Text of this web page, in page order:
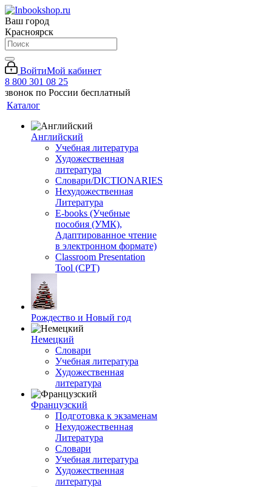
Ваш город
Красноярск
ВойтиМой кабинет
8 800 301 08 25
звонок по России бесплатный
Каталог
Английский
Учебная литература
Художественная
литература
Словари/DICTIONARIES
Нехудожественная
Литература
E-books (Учебные
пособия (УМК),
Адаптированное чтение
в электронном формате)
Classroom Presentation
Tool (CPT)
Рождество и Новый год
Немецкий
Словари
Учебная литература
Художественная
литература
Французский
Подготовка к экзаменам
Нехудожественная
Литература
Словари
Учебная литература
Художественная
литература